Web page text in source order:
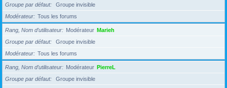
Groupe par défaut
Groupe invisible
Modérateur
Tous les forums
Rang, Nom d’utilisateur Modérateur Marieh
Groupe par défaut
Groupe invisible
Modérateur
Tous les forums
Rang, Nom d’utilisateur Modérateur PierreL
Groupe par défaut
Groupe invisible